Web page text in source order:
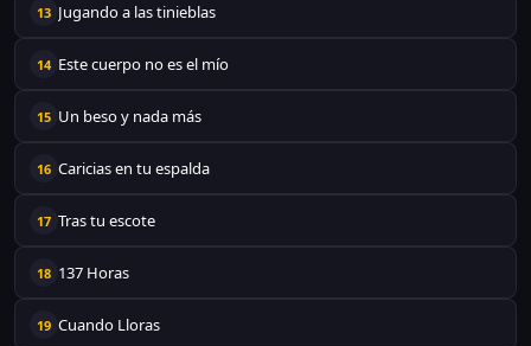
13 Jugando a las tinieblas
14 Este cuerpo no es el mío
15 Un beso y nada más
16 Caricias en tu espalda
17 Tras tu escote
18 137 Horas
19 Cuando Lloras